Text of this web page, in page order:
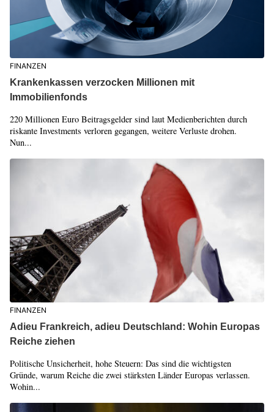
FINANZEN
Krankenkassen verzocken Millionen mit
Immobilienfonds
220 Millionen Euro Beitragsgelder sind laut Medienberichten durch
riskante Investments verloren gegangen, weitere Verluste drohen.
Nun...
FINANZEN
Adieu Frankreich, adieu Deutschland: Wohin Europas
Reiche ziehen
Politische Unsicherheit, hohe Steuern: Das sind die wichtigsten
Gründe, warum Reiche die zwei stärksten Länder Europas verlassen.
Wohin...